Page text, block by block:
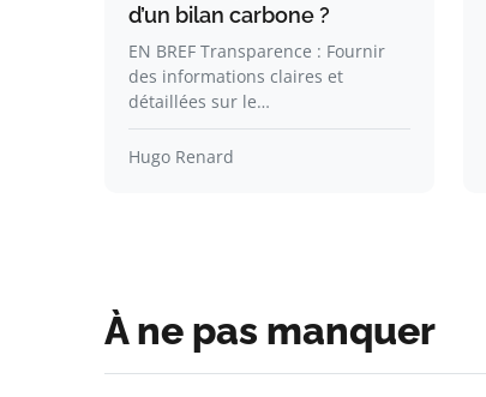
d’un bilan carbone ?
EN BREF Transparence : Fournir
des informations claires et
détaillées sur le…
Hugo Renard
À ne pas manquer